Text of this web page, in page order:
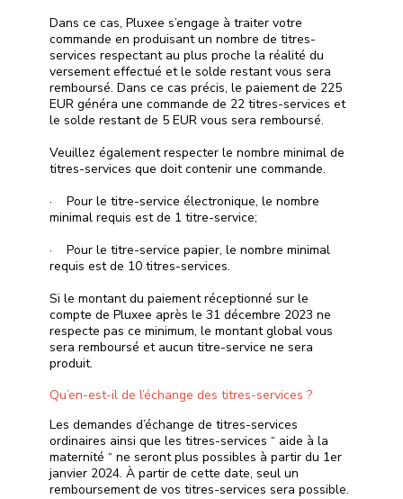
Dans ce cas, Pluxee s’engage à traiter votre
commande en produisant un nombre de titres-
services respectant au plus proche la réalité du
versement effectué et le solde restant vous sera
remboursé. Dans ce cas précis, le paiement de 225
EUR généra une commande de 22 titres-services et
le solde restant de 5 EUR vous sera remboursé.
Veuillez également respecter le nombre minimal de
titres-services que doit contenir une commande.
· Pour le titre-service électronique, le nombre
minimal requis est de 1 titre-service;
· Pour le titre-service papier, le nombre minimal
requis est de 10 titres-services.
Si le montant du paiement réceptionné sur le
compte de Pluxee après le 31 décembre 2023 ne
respecte pas ce minimum, le montant global vous
sera remboursé et aucun titre-service ne sera
produit.
Qu’en-est-il de l’échange des titres-services ?
Les demandes d’échange de titres-services
ordinaires ainsi que les titres-services “ aide à la
maternité “ ne seront plus possibles à partir du 1er
janvier 2024. À partir de cette date, seul un
remboursement de vos titres-services sera possible.